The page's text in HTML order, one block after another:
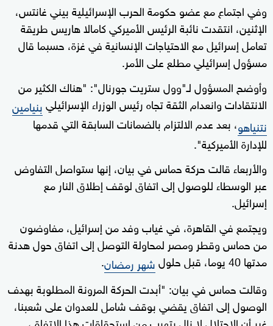
وفي اجتماع مع عضو حكومة الحرب الإسرائيلية بيني غانتس،
الإثنين، انتقدت نائبة الرئيس الأميركي كامالا هاريس طريقة
تعامل إسرائيل مع الاحتياجات الإنسانية في غزة، حسبما قال
مسؤول إسرائيلي مطلع على الأمر.
وأوضح المسؤول لـ"وول ستريت جورنال": "هناك الكثير من
الانتقادات وانعدام الثقة تجاه رئيس الوزراء الإسرائيليبنيامين
نتنياهو، بعد عدم الالتزام بالضمانات السابقة التي قدمها
للإدارة الأميركية".
والأربعاء قالت حركة حماس في بيان، إنها ستواصل التفاوض
عبر الوسطاء للوصول إلى اتفاق لوقف إطلاق النار مع
إسرائيل.
ويجتمع في القاهرة، في غياب وفد من إسرائيل، مفاوضون
من حماس وقطر ومصر لمحاولة التوصل إلى اتفاق حول هدنة
مدتها 40 يوما، قبل حلول
شهر رمضان.
وقالت حماس في بيان: "أبدت الحركة المرونة المطلوبة بهدف
الوصول إلى اتفاق يقضي بوقف شامل للعدوان على شعبنا،
غير أن الاحتلال لا زال يتهرب من استحقاقات هذا الاتفاق،